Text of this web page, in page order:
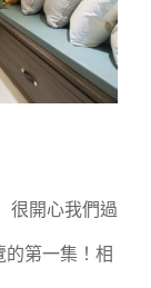
很開心我們過
第一集！相